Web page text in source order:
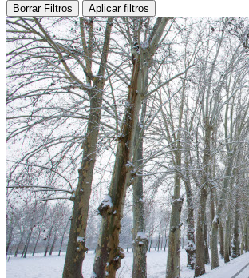
Borrar Filtros Aplicar filtros